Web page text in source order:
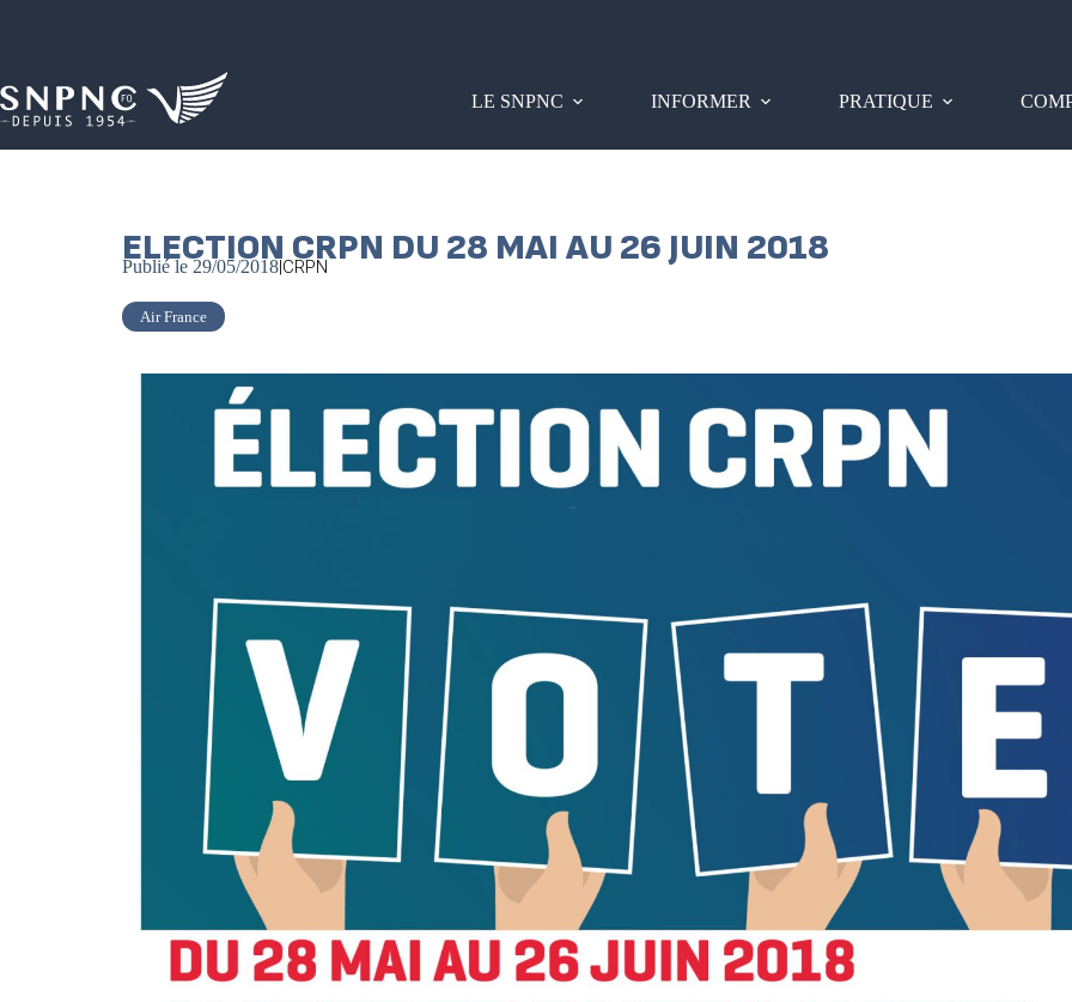
LE SNPNC INFORMER PRATIQUE
ELECTION CRPN DU 28 MAI AU 26 JUIN 2018
Publié le 29/05/2018|CRPN
Air France